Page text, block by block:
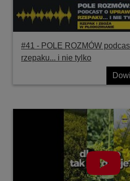
#41 ‐ POLE ROZMÓW
rzepaku... i nie tylko